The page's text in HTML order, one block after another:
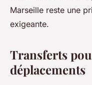
Marseille reste une
exigeante.
Transferts
déplacements